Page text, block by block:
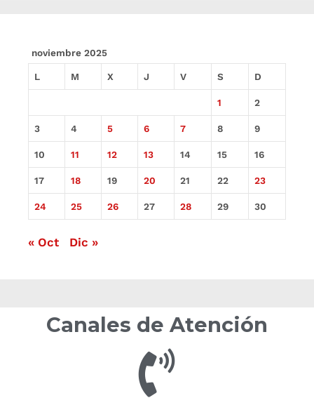
noviembre 2025
L M X J V S D
1 2
3 4 5 6 7 8 9
10 11 12 13 14 15 16
17 18 19 20 21 22 23
24 25 26 27 28 29 30
« Oct Dic »
Canales de Atención